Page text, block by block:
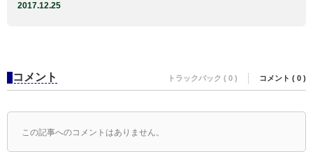
2017.12.25
コメント トラックバック ( 0 ) コメント ( 0 )
この記事へのコメントはありません。